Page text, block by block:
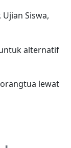
Siswa,
alternatif
lewat